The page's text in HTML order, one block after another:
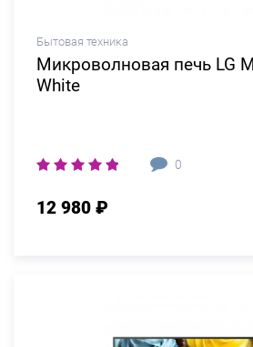
Бытовая техника
Микроволновая печь LG
White
0
12 980 ₽